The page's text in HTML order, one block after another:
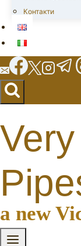
Контакти
a new